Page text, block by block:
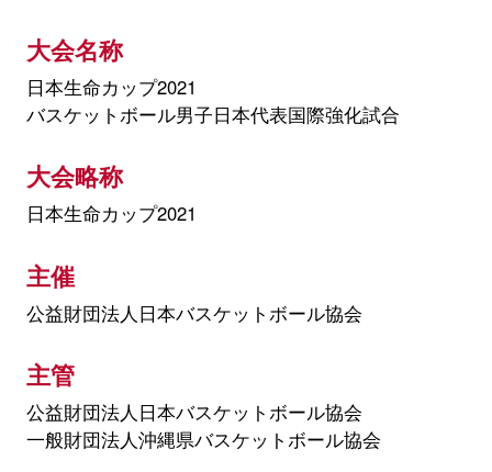
大会名称
日本生命カップ2021
バスケットボール男子日本代表国際強化試合
大会略称
日本生命カップ2021
主催
公益財団法人日本バスケットボール協会
主管
公益財団法人日本バスケットボール協会
一般財団法人沖縄県バスケットボール協会